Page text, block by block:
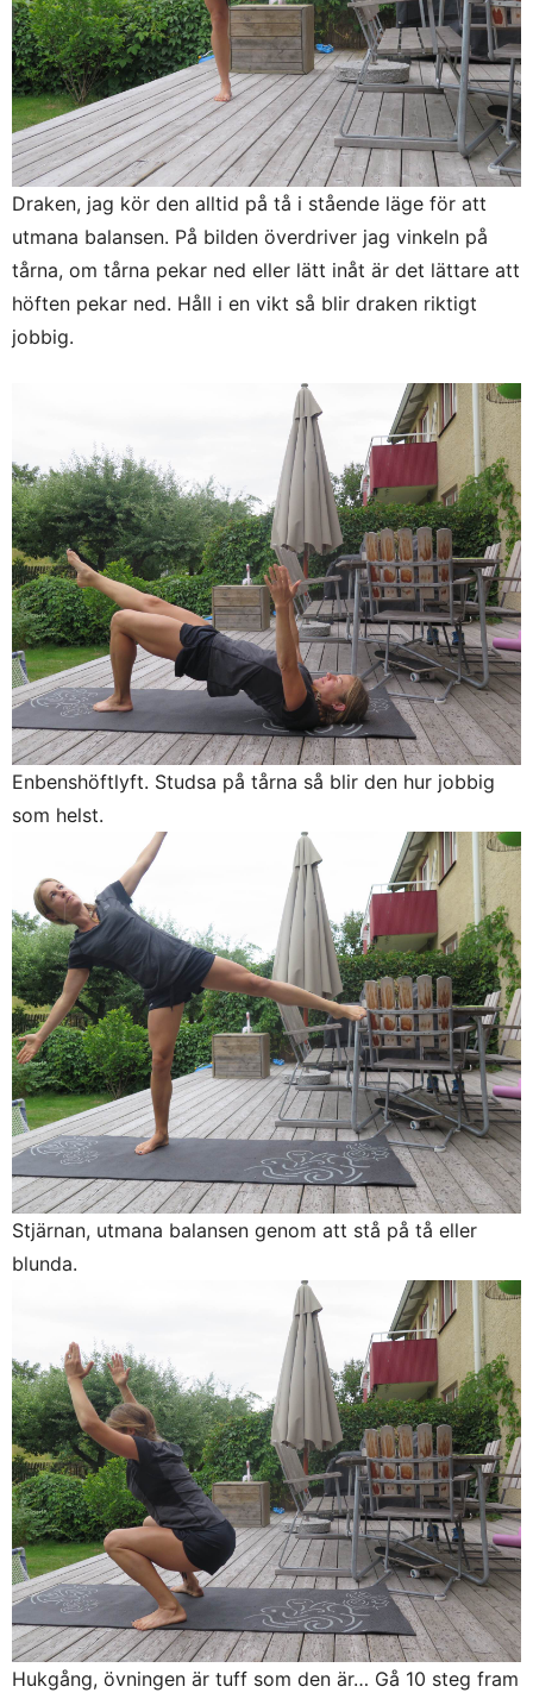
Draken, jag kör den alltid på tå i stående läge för att
utmana balansen. På bilden överdriver jag vinkeln på
tårna, om tårna pekar ned eller lätt inåt är det lättare att
höften pekar ned. Håll i en vikt så blir draken riktigt
jobbig.
Enbenshöftlyft. Studsa på tårna så blir den hur jobbig
som helst.
Stjärnan, utmana balansen genom att stå på tå eller
blunda.
Hukgång, övningen är tuff som den är… Gå 10 steg fram